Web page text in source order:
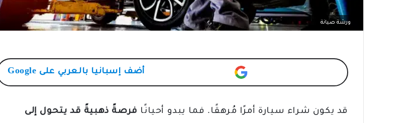
ورشة صيانة
أضف إسبانيا بالعربي على Google
قد يكون شراء سيارة أمرًا مُرهقًا. فما يبدو أحيانًا فرصةً ذهبيةً قد يتحول إلى